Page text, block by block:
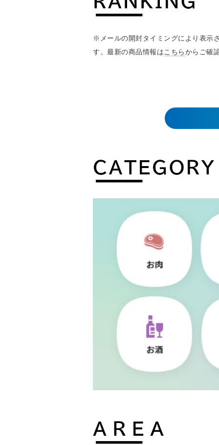
※メールの開封タイミングにより表示
す。最新の商品情報はこちらからご確